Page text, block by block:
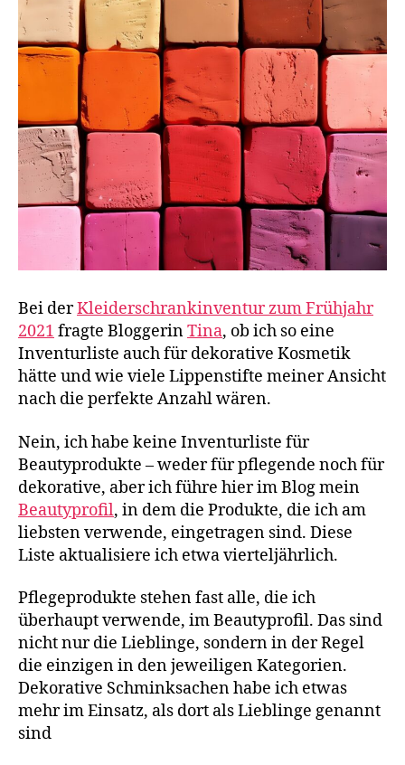
Bei derKleiderschrankinventur zum Frühjahr
2021 fragte BloggerinTina, ob ich so eine
Inventurliste auch für dekorative Kosmetik
hätte und wie viele Lippenstifte meiner Ansicht
nach die perfekte Anzahl wären.
Nein, ich habe keine Inventurliste für
Beautyprodukte – weder für pflegende noch für
dekorative, aber ich führe hier im Blog mein
Beautyprofil, in dem die Produkte, die ich am
liebsten verwende, eingetragen sind. Diese
Liste aktualisiere ich etwa vierteljährlich.
Pflegeprodukte stehen fast alle, die ich
überhaupt verwende, im Beautyprofil. Das sind
nicht nur die Lieblinge, sondern in der Regel
die einzigen in den jeweiligen Kategorien.
Dekorative Schminksachen habe ich etwas
mehr im Einsatz, als dort als Lieblinge genannt
sind